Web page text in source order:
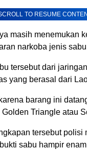
TO RESUME
masih menemukan
narkoba jenis
tersebut dari
yang berasal dari
barang ini
Triangle atau
tersebut polisi
sabu hampir